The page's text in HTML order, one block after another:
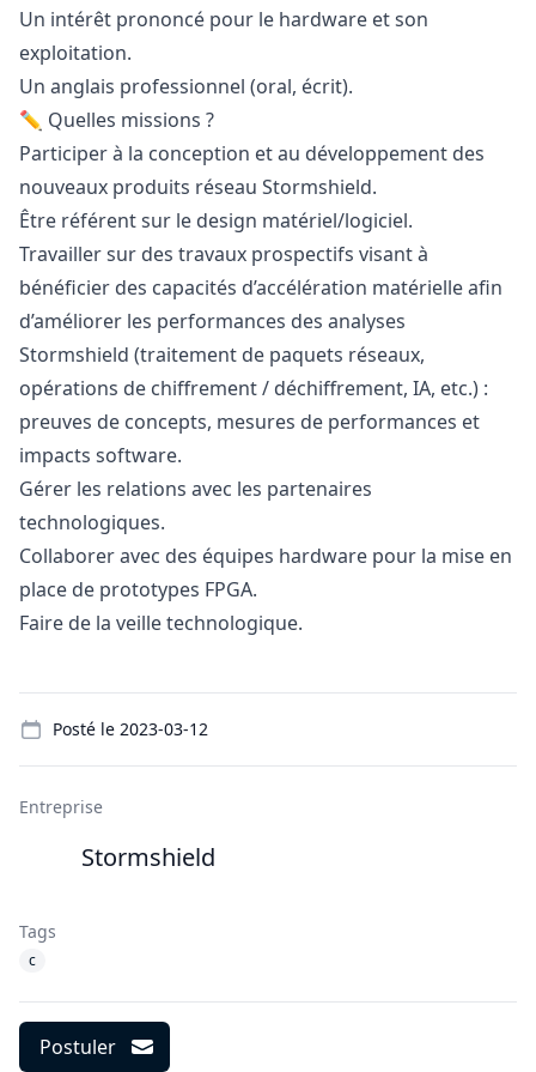
Un intérêt prononcé pour le hardware et son
exploitation.
Un anglais professionnel (oral, écrit).
️✏️ Quelles missions ?
Participer à la conception et au développement des
nouveaux produits réseau Stormshield.
Être référent sur le design matériel/logiciel.
Travailler sur des travaux prospectifs visant à
bénéficier des capacités d’accélération matérielle afin
d’améliorer les performances des analyses
Stormshield (traitement de paquets réseaux,
opérations de chiffrement / déchiffrement, IA, etc.) :
preuves de concepts, mesures de performances et
impacts software.
Gérer les relations avec les partenaires
technologiques.
Collaborer avec des équipes hardware pour la mise en
place de prototypes FPGA.
Faire de la veille technologique.
Posté le 2023-03-12
Entreprise
Stormshield
Tags
c
Postuler